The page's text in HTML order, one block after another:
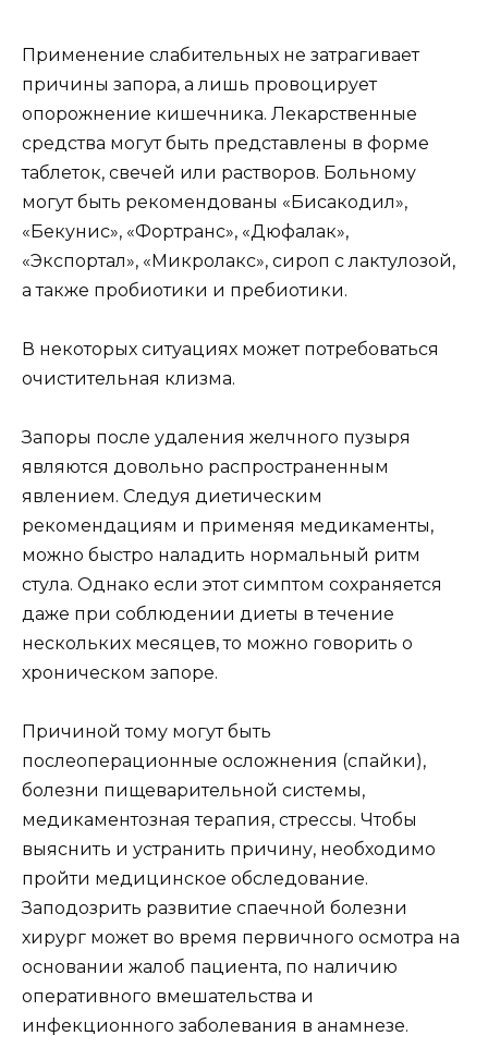
Применение слабительных не затрагивает
причины запора, а лишь провоцирует
опорожнение кишечника. Лекарственные
средства могут быть представлены в форме
таблеток, свечей или растворов. Больному
могут быть рекомендованы «Бисакодил»,
«Бекунис», «Фортранс», «Дюфалак»,
«Экспортал», «Микролакс», сироп с лактулозой,
а также пробиотики и пребиотики.
В некоторых ситуациях может потребоваться
очистительная клизма.
Запоры после удаления желчного пузыря
являются довольно распространенным
явлением. Следуя диетическим
рекомендациям и применяя медикаменты,
можно быстро наладить нормальный ритм
стула. Однако если этот симптом сохраняется
даже при соблюдении диеты в течение
нескольких месяцев, то можно говорить о
хроническом запоре.
Причиной тому могут быть
послеоперационные осложнения (спайки),
болезни пищеварительной системы,
медикаментозная терапия, стрессы. Чтобы
выяснить и устранить причину, необходимо
пройти медицинское обследование.
Заподозрить развитие спаечной болезни
хирург может во время первичного осмотра на
основании жалоб пациента, по наличию
оперативного вмешательства и
инфекционного заболевания в анамнезе.